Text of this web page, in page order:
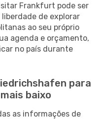
Frankfurt pode ser
de explorar
ao seu próprio
agenda e orçamento,
no país durante
para
baixo
as informações de